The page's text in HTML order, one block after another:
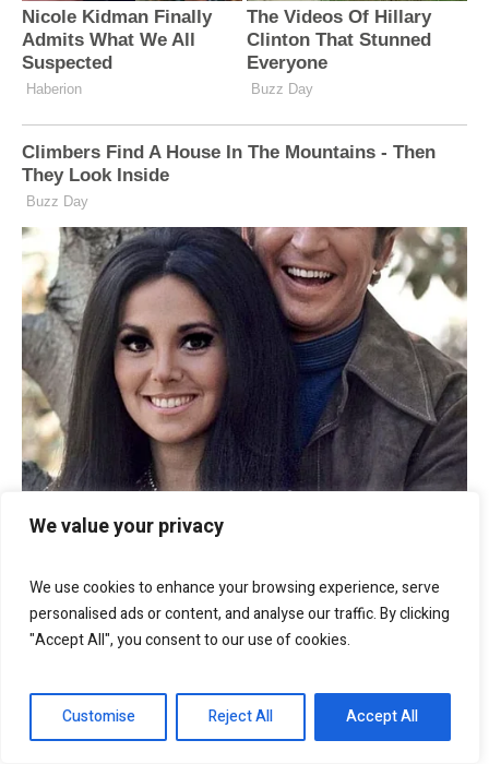
We value your privacy
We use cookies to enhance your browsing experience, serve
personalised ads or content, and analyse our traffic. By clicking
"Accept All", you consent to our use of cookies.
Customise Reject All Accept All